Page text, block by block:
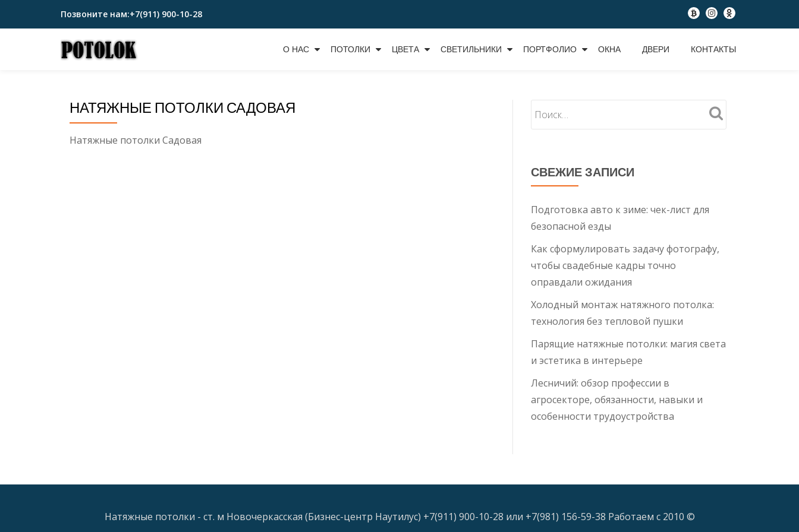
Перейти
Позвоните нам:+7(911) 900-10-28
fa-
btc
fa-
instagram
fa-
odnoklassniki
О НАС ПОТОЛКИ ЦВЕТА СВЕТИЛЬНИКИ ПОРТФОЛИО ОКНА ДВЕРИ КОНТАКТЫ
НАТЯЖНЫЕ ПОТОЛКИ САДОВАЯ
Натяжные потолки Садовая
СВЕЖИЕ ЗАПИСИ
Подготовка авто к зиме: чек-лист для
безопасной езды
Как сформулировать задачу фотографу,
чтобы свадебные кадры точно
оправдали ожидания
Холодный монтаж натяжного потолка:
технология без тепловой пушки
Парящие натяжные потолки: магия света
и эстетика в интерьере
Лесничий: обзор профессии в
агросекторе, обязанности, навыки и
особенности трудоустройства
Натяжные потолки - ст. м Новочеркасская (Бизнес-центр Наутилус) +7(911) 900-10-28 или +7(981) 156-59-38 Работаем с 2010 ©